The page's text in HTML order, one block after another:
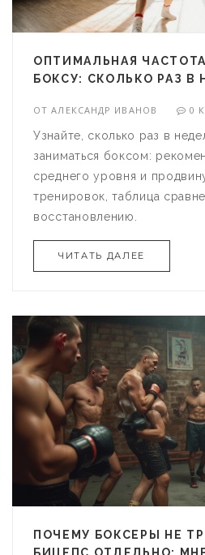
ОПТИМАЛЬНАЯ
БОКСУ: СКОЛЬКО РАЗ В
ОТАЛЕКСАНДР ИВАНОВ 0
Узнайте, сколько раз в
заниматься боксом:
среднего уровня и
тренировок, таблица
восстановлению.
ЧИТАТЬ ДАЛЕЕ
ПОЧЕМУ БОКСЕРЫ НЕ